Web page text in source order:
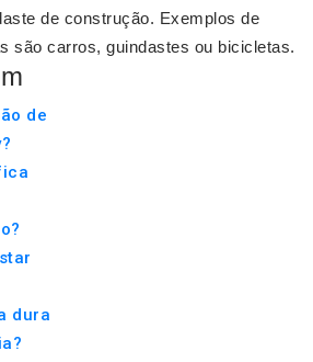
de construção. Exemplos de
são carros, guindastes ou bicicletas.
de
dura